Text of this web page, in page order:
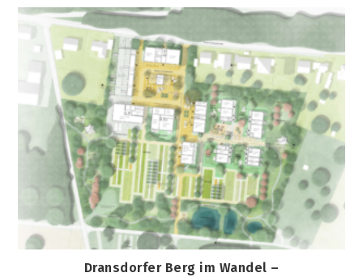
Dransdorfer Berg im Wandel –